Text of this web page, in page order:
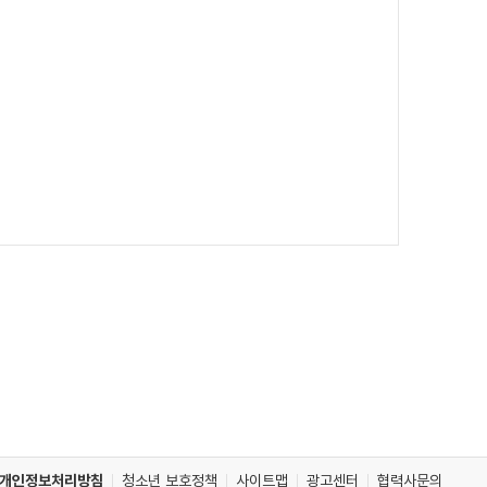
개인정보처리방침 청소년 보호정책 사이트맵 광고센터 협력사문의